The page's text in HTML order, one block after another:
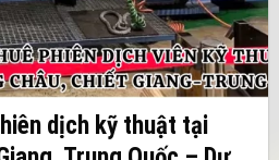
dịch kỹ thuật tại